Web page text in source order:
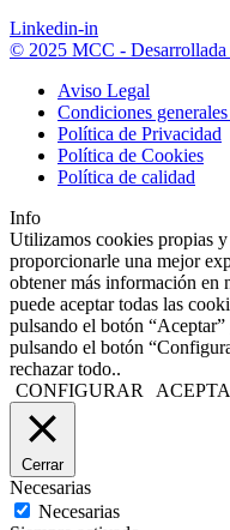
Linkedin-in
© 2025 MCC -
Aviso Legal
Condiciones
Política de Privacidad
Política de Cookies
Política de calidad
Info
Utilizamos cookies propias
proporcionarle una mejor
obtener más información en
puede aceptar todas las
pulsando el botón
pulsando el botón
rechazar todo..
CONFIGURAR
Cerrar
Necesarias
Necesarias